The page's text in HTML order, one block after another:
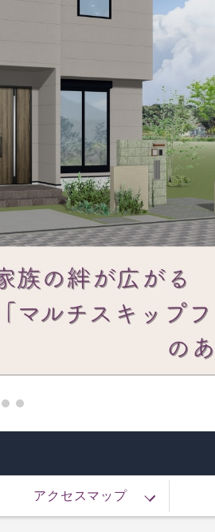
アクセスマップ